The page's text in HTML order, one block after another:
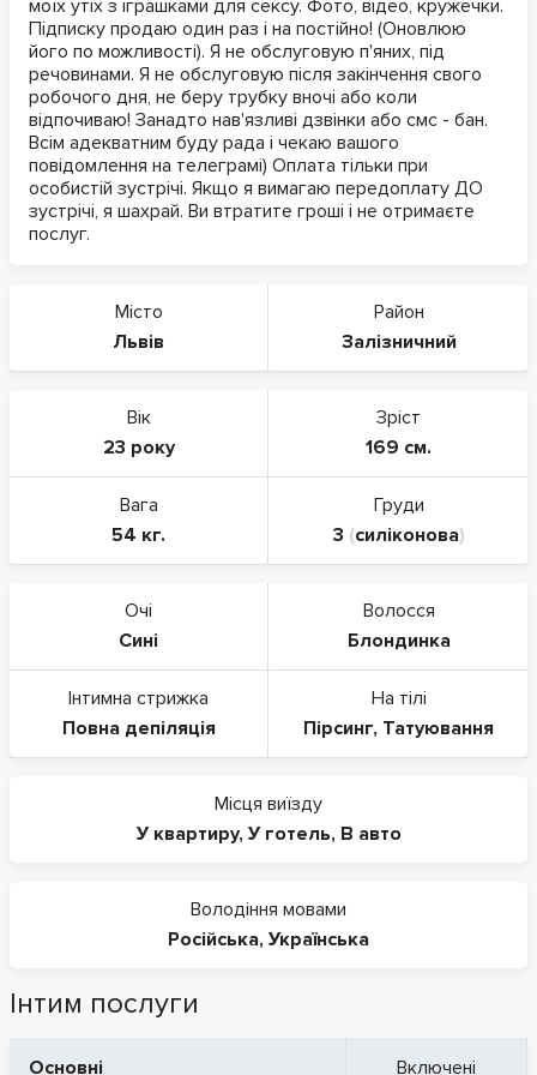
моїх утіх з іграшками для сексу. Фото, відео, кружечки.
Підписку продаю один раз і на постійно! (Оновлюю
його по можливості). Я не обслуговую п'яних, під
речовинами. Я не обслуговую після закінчення свого
робочого дня, не беру трубку вночі або коли
відпочиваю! Занадто нав'язливі дзвінки або смс - бан.
Всім адекватним буду рада і чекаю вашого
повідомлення на телеграмі) Оплата тільки при
особистій зустрічі. Якщо я вимагаю передоплату ДО
зустрічі, я шахрай. Ви втратите гроші і не отримаєте
послуг.
Місто
Львів
Район
Залізничний
Вік
23 року
Зріст
169 см.
Вага
54 кг.
Груди
3 (силіконова)
Очі
Сині
Волосся
Блондинка
Інтимна стрижка
Повна депіляція
На тілі
Пірсинг, Татуювання
Місця виїзду
У квартиру, У готель, В авто
Володіння мовами
Російська, Українська
Інтим послуги
Основні Включені